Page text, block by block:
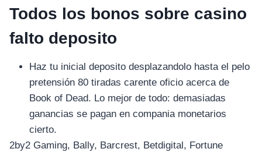
Todos los bonos sobre casino
falto deposito
Haz tu inicial deposito desplazandolo hasta el pelo
pretensión 80 tiradas carente oficio acerca de
Book of Dead. Lo mejor de todo: demasiadas
ganancias se pagan en compania monetarios
cierto.
2by2 Gaming, Bally, Barcrest, Betdigital, Fortune